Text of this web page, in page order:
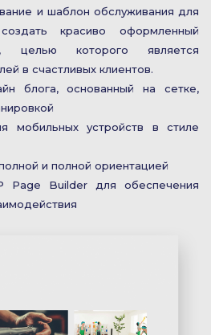
и шаблон обслуживания для
красиво оформленный
целью которого является
в счастливых клиентов.
блога, основанный на сетке,
мобильных устройств в стиле
и полной ориентацией
Page Builder для обеспечения